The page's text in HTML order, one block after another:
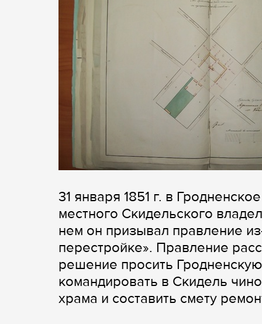
31 января 1851 г. в
местного Скидельского
нем он призывал правление
перестройке». Правление
решение просить
командировать в Скидель
храма и составить смету